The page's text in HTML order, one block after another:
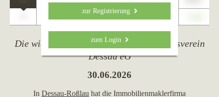
zur Registrierung
zum Login
Köthen (Anhalt)
Die wichtigsten Ereignisse von Wohnungsverein
Dessau eG
30.06.2026
In Dessau-Roßlau hat die Immobilienmaklerfirma